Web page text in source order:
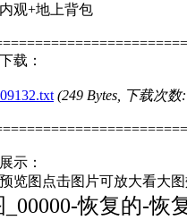
观+地上背包
载：
(249 Bytes, 下载次
示：
览图点击图片可放大看大